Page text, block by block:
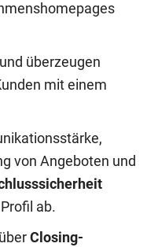
und überzeugen
mit einem
von Angeboten und
ab.
Closing-